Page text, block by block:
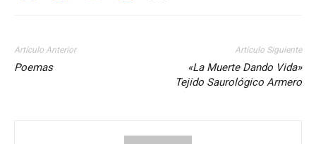
Artículo Anterior
Poemas
Artículo Siguiente
«La Muerte Dando Vida»
Tejido Saurológico Armero